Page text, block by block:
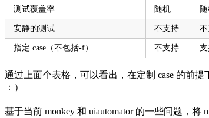
测试覆盖率 随机
安静的测试 不支持
指定 case（不包括-f） 不支持
通过上面个表格，可以看出，在定制 case 的前
：）
基于当前 monkey 和 uiautomator 的一些问题，